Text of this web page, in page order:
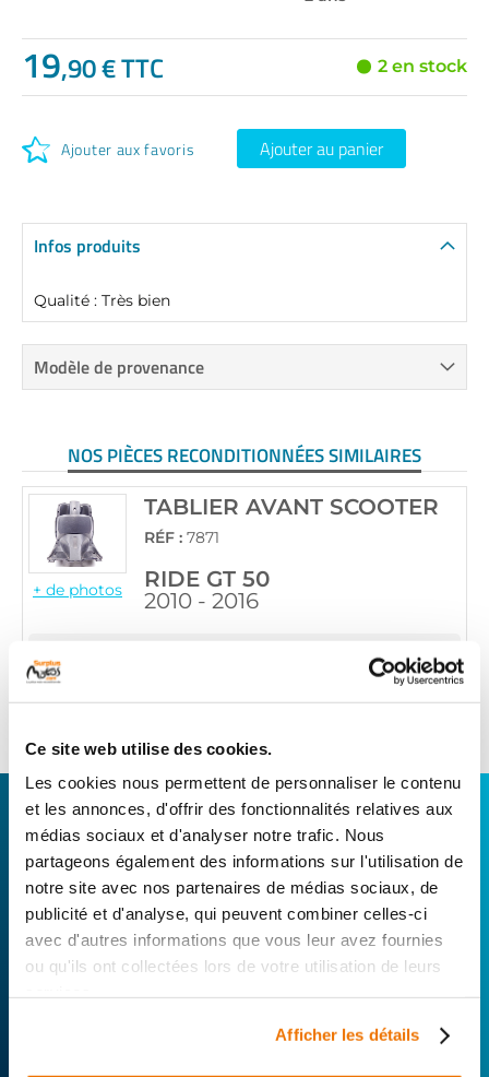
Ce site web utilise des cookies.
Les cookies nous permettent de personnaliser le contenu
et les annonces, d'offrir des fonctionnalités relatives aux
médias sociaux et d'analyser notre trafic. Nous
partageons également des informations sur l'utilisation de
notre site avec nos partenaires de médias sociaux, de
publicité et d'analyse, qui peuvent combiner celles-ci
avec d'autres informations que vous leur avez fournies
ou qu'ils ont collectées lors de votre utilisation de leurs
Afficher les détails
19,90 € TTC 2 en stock
Ajouter aux favoris Ajouter au panier
Infos produits
Qualité : Très bien
Modèle de provenance
NOS PIÈCES RECONDITIONNÉES SIMILAIRES
+ de photos
TABLIER AVANT SCOOTER
RÉF : 7871
RIDE GT 50
2010 - 2016
29,90 € TTC Ajouter au panier
CONNECTEZ-VOUS AVEC VOTRE
RÉPARATEUR FAVORI
Avec Surplus Motos, bénéficiez de l’expertise
technique de notre réseau de Réparateurs-
Distributeurs. De l’achat de pièces scooters